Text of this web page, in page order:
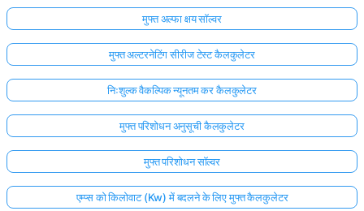
मुफ्त अल्फा क्षय सॉल्वर
मुफ्त अल्टरनेटिंग सीरीज टेस्ट कैलकुलेटर
निःशुल्क वैकल्पिक न्यूनतम कर कैलकुलेटर
मुफ्त परिशोधन अनुसूची कैलकुलेटर
मुफ्त परिशोधन सॉल्वर
एम्प्स को किलोवाट (Kw) में बदलने के लिए मुफ्त कैलकुलेटर